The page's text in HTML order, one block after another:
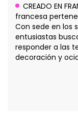
CREADO EN
francesa
Con sede en los
entusiastas
responder a las
decoración y